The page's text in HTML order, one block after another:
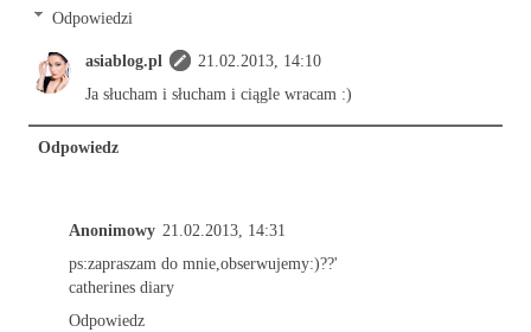
Odpowiedzi
asiablog.pl
21.02.2013, 14:10
Ja słucham i słucham i ciągle wracam :)
Odpowiedz
Anonimowy 21.02.2013, 14:31
ps:zapraszam do mnie,obserwujemy:)??'
catherines diary
Odpowiedz